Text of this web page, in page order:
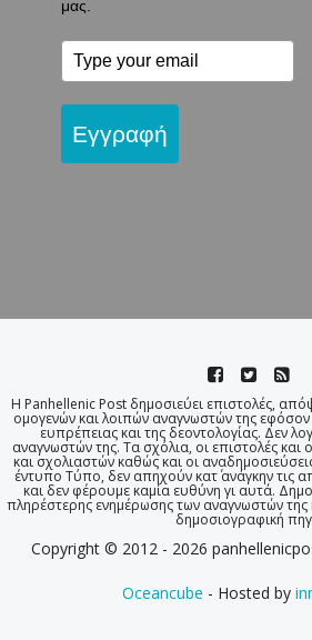
μας.
Εγγραφή
Η Panhellenic Post δημοσιεύει επιστολές,
ομογενών και λοιπών αναγνωστών της
ευπρέπειας και της δεοντολογίας. Δεν
αναγνωστών της. Τα σχόλια, οι επιστολές
και σχολιαστών καθώς και οι
έντυπο Τύπο, δεν απηχούν κατ΄ ανάγκην τις
και δεν φέρουμε καμία ευθύνη γι αυτά.
πληρέστερης ενημέρωσης των αναγνωστών
δημοσιογραφική
Copyright © 2012 - 2026
Oceancube - Hosted by